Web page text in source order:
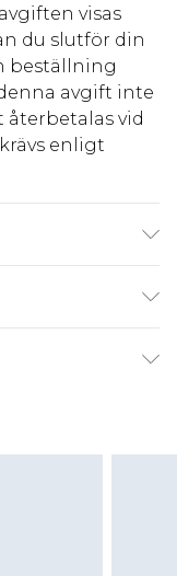
visas
du slutför din
beställning
avgift inte
vid
enligt
kr80
den dag du